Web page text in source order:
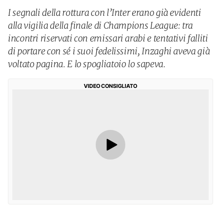
I segnali della rottura con l’Inter erano già evidenti
alla vigilia della finale di Champions League: tra
incontri riservati con emissari arabi e tentativi falliti
di portare con sé i suoi fedelissimi, Inzaghi aveva già
voltato pagina. E lo spogliatoio lo sapeva.
VIDEO CONSIGLIATO